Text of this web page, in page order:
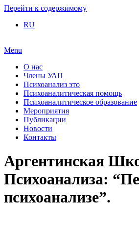
Перейти к содержимому
RU
Menu
О нас
Члены УАП
Психоанализ это
Психоаналитическая помощь
Психоаналитическое образование
Мероприятия
Публикации
Новости
Контакты
Аргентинская
Психоанализа:
психоанализе”.